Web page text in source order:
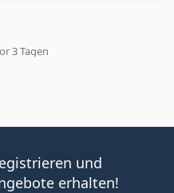
3 Tagen
5 aus 5
und
erhalten!